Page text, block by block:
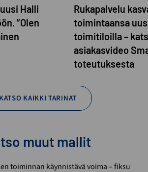
Halli
”Olen
Rukapalvelu
toimintaansa
toimitiloilla –
asiakasvideo
toteutuksesta
KATSO KAIKKI TARINAT
muut mallit
toiminnan käynnistävä voima – fiksu